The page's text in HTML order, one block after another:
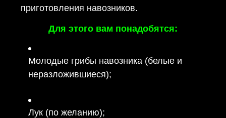
приготовления навозников.
Для этого вам понадобятся:
Молодые грибы навозника (белые и
неразложившиеся);
Лук (по желанию);